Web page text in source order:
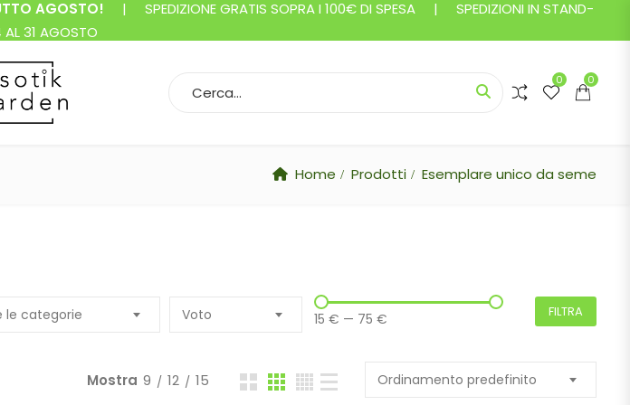
AGOSTO! | SPEDIZIONE GRATIS SOPRA I 100€ DI SPESA | SPEDIZIONI IN STAND-
AL 31 AGOSTO
0 0
Home Prodotti Esemplare unico da seme
le categorie Voto 15 € — 75 € FILTRA
Mostra 9 12 15 Ordinamento predefinito